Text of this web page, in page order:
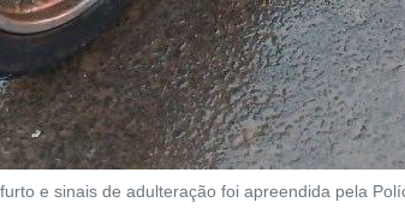
e sinais de adulteração foi apreendida pela